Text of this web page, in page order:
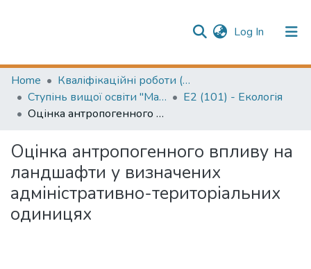
Log In (current)
Communities & Collections
All of Repository
Publication information
Home
Кваліфікаційні роботи (Graduation projects)
Ступінь вищої освіти "Магістр" (Higher education degree "Master")
E2 (101) - Екологія
Оцінка антропогенного впливу на ландшафти у визначених адміністративно-територіальних одиницях
Оцінка антропогенного впливу на
ландшафти у визначених
адміністративно-територіальних
одиницях